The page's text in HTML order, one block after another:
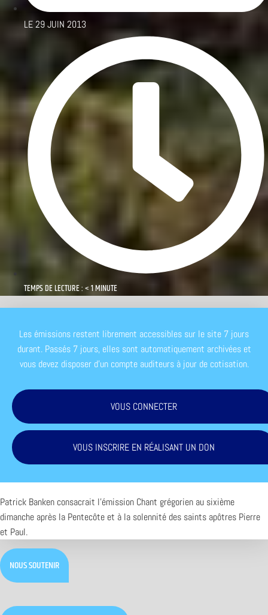
LE29 JUIN 2013
TEMPS DE LECTURE : < 1 MINUTE
Les émissions restent librement accessibles sur le site 7 jours
durant. Passés 7 jours, elles sont automatiquement archivées et
vous devez disposer d'un compte auditeurs à jour de cotisation.
VOUS CONNECTER
VOUS INSCRIRE EN RÉALISANT UN DON
Patrick Banken consacrait l’émission Chant grégorien au sixième
dimanche après la Pentecôte et à la solennité des saints apôtres Pierre
et Paul.
NOUS SOUTENIR